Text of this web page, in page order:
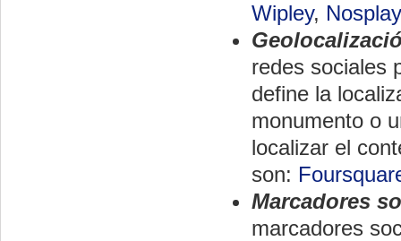
Wipley, Nosplay
redes sociales
define la
monumento o
localizar el
son:
Marcadores
marcadores